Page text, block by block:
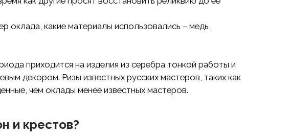
оклада, какие материалы использовались − медь,
приходится на изделия из серебра тонкой работы и
декором. Ризы известных русских мастеров, таких как
чем оклады менее известных мастеров.
и крестов?